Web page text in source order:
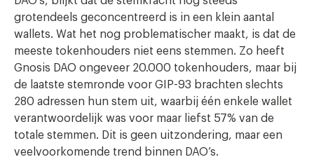
grotendeels geconcentreerd is in een klein aantal
wallets. Wat het nog problematischer maakt, is dat de
meeste tokenhouders niet eens stemmen. Zo heeft
Gnosis DAO ongeveer 20.000 tokenhouders, maar bij
de laatste stemronde voor GIP-93 brachten slechts
280 adressen hun stem uit, waarbij één enkele wallet
verantwoordelijk was voor maar liefst 57% van de
totale stemmen. Dit is geen uitzondering, maar een
veelvoorkomende trend binnen DAO’s.